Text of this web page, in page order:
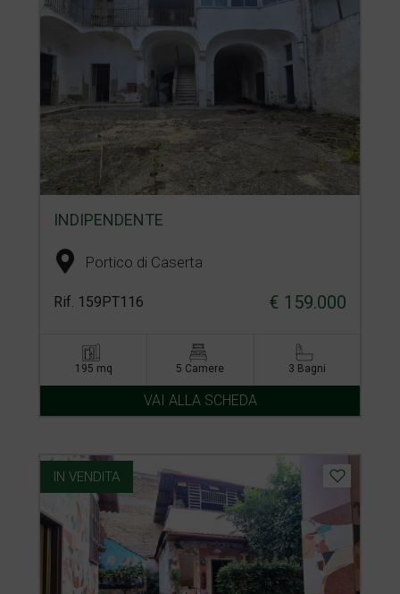
INDIPENDENTE
Portico di Caserta
Rif. 159PT116 € 159.000
195 mq 5 Camere 3 Bagni
VAI ALLA SCHEDA
IN VENDITA